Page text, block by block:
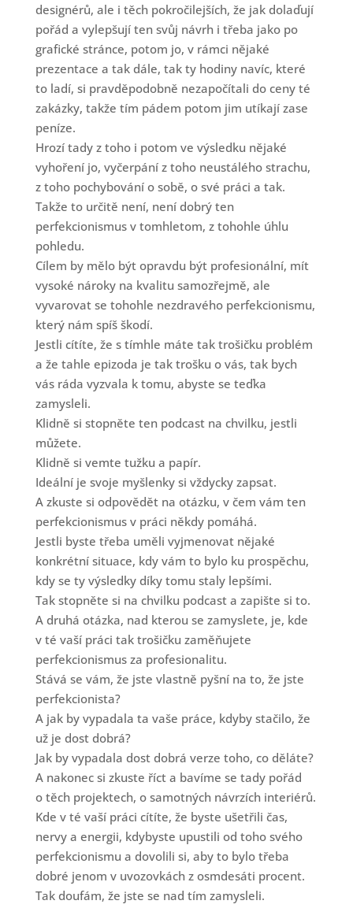
designérů, ale i těch pokročilejších, že jak dolaďují
pořád a vylepšují ten svůj návrh i třeba jako po
grafické stránce, potom jo, v rámci nějaké
prezentace a tak dále, tak ty hodiny navíc, které
to ladí, si pravděpodobně nezapočítali do ceny té
zakázky, takže tím pádem potom jim utíkají zase
peníze.
Hrozí tady z toho i potom ve výsledku nějaké
vyhoření jo, vyčerpání z toho neustálého strachu,
z toho pochybování o sobě, o své práci a tak.
Takže to určitě není, není dobrý ten
perfekcionismus v tomhletom, z tohohle úhlu
pohledu.
Cílem by mělo být opravdu být profesionální, mít
vysoké nároky na kvalitu samozřejmě, ale
vyvarovat se tohohle nezdravého perfekcionismu,
který nám spíš škodí.
Jestli cítíte, že s tímhle máte tak trošičku problém
a že tahle epizoda je tak trošku o vás, tak bych
vás ráda vyzvala k tomu, abyste se teďka
zamysleli.
Klidně si stopněte ten podcast na chvilku, jestli
můžete.
Klidně si vemte tužku a papír.
Ideální je svoje myšlenky si vždycky zapsat.
A zkuste si odpovědět na otázku, v čem vám ten
perfekcionismus v práci někdy pomáhá.
Jestli byste třeba uměli vyjmenovat nějaké
konkrétní situace, kdy vám to bylo ku prospěchu,
kdy se ty výsledky díky tomu staly lepšími.
Tak stopněte si na chvilku podcast a zapište si to.
A druhá otázka, nad kterou se zamyslete, je, kde
v té vaší práci tak trošičku zaměňujete
perfekcionismus za profesionalitu.
Stává se vám, že jste vlastně pyšní na to, že jste
perfekcionista?
A jak by vypadala ta vaše práce, kdyby stačilo, že
už je dost dobrá?
Jak by vypadala dost dobrá verze toho, co děláte?
A nakonec si zkuste říct a bavíme se tady pořád
o těch projektech, o samotných návrzích interiérů.
Kde v té vaší práci cítíte, že byste ušetřili čas,
nervy a energii, kdybyste upustili od toho svého
perfekcionismu a dovolili si, aby to bylo třeba
dobré jenom v uvozovkách z osmdesáti procent.
Tak doufám, že jste se nad tím zamysleli.